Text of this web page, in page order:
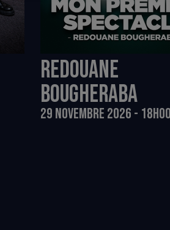
REDOUANE
BOUGHERABA
29 NOVEMBRE 2026 -